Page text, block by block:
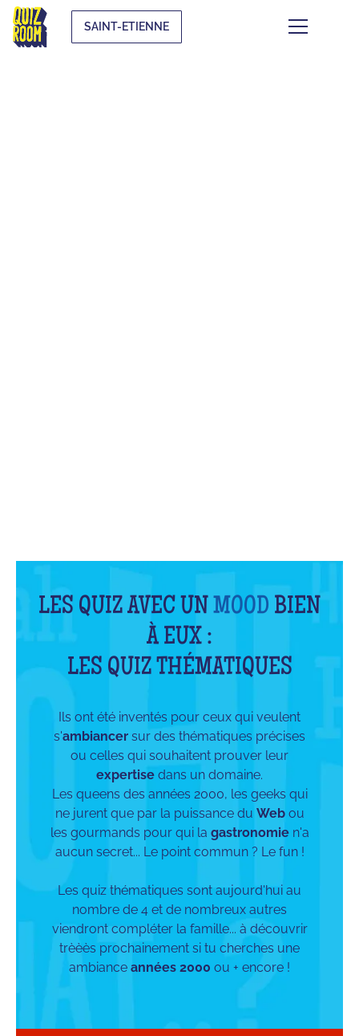
SAINT-ETIENNE
LES QUIZ AVEC UN MOOD BIEN
À EUX :
LES QUIZ THÉMATIQUES
Ils ont été inventés pour ceux qui veulent
s'ambiancer sur des thématiques précises
ou celles qui souhaitent prouver leur
expertise dans un domaine.
Les queens des années 2000, les geeks qui
ne jurent que par la puissance du Webou
les gourmands pour qui la gastronomien'a
aucun secret... Le point commun ? Le fun !
Les quiz thématiques sont aujourd'hui au
nombre de 4 et de nombreux autres
viendront compléter la famille... à découvrir
trèèès prochainement si tu cherches une
ambiance années 2000 ou + encore !